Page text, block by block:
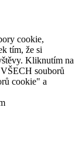
cookie,
tím, že si
Kliknutím na
souborů
cookie" a